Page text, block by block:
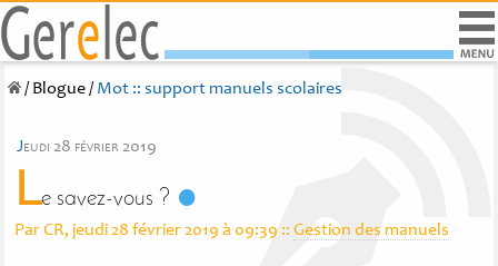
/ Blogue/ Mot :: support manuels scolaires
jeudi 28 février 2019
Le savez-vous ?
Par CR, jeudi 28 février 2019 à 09:39 :: Gestion des manuels